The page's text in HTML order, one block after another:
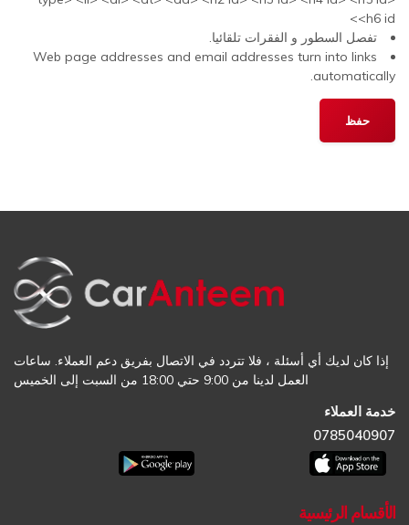
<h6 id>
تفصل السطور و الفقرات تلقائيا.
Web page addresses and email addresses turn into links
automatically.
إذا كان لديك أي أسئلة ، فلا تتردد في الاتصال بفريق دعم العملاء. ساعات
العمل لدينا من 9:00 حتي 18:00 من السبت إلى الخميس
خدمة العملاء
0785040907
الأقسام الرئيسية